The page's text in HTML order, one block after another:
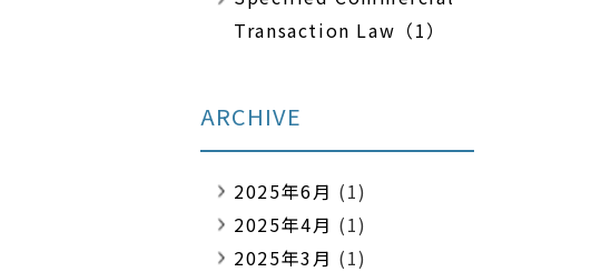
Transaction Law（1）
ARCHIVE
2025年6月 (1)
2025年4月 (1)
2025年3月 (1)